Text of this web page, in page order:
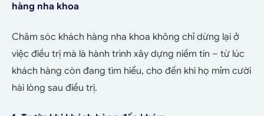
hàng nha khoa
Chăm sóc khách hàng nha khoa không chỉ dừng lại ở
việc điều trị mà là hành trình xây dựng niềm tin – từ lúc
khách hàng còn đang tìm hiểu, cho đến khi họ mỉm cười
hài lòng sau điều trị.